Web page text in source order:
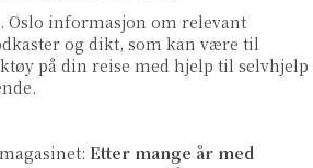
Oslo informasjon om relevant
og dikt, som kan være til
på din reise med hjelp til selvhjelp
Etter mange år med